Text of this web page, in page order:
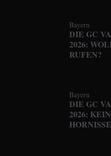
Bayern
DIE GC
2026:
RUFEN?
Bayern
DIE GC
2026: